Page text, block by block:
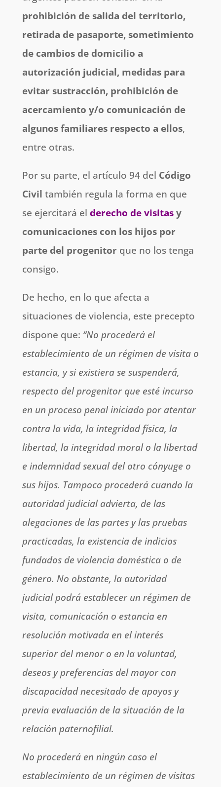
prohibición de salida del territorio,
retirada de pasaporte, sometimiento
de cambios de domicilio a
autorización judicial, medidas para
evitar sustracción, prohibición de
acercamiento y/o comunicación de
algunos familiares respecto a ellos,
entre otras.
Por su parte, el artículo 94 del Código
Civil también regula la forma en que
se ejercitará el derecho de visitasy
comunicaciones con los hijos por
parte del progenitorque no los tenga
consigo.
De hecho, en lo que afecta a
situaciones de violencia, este precepto
dispone que: “No procederá el
establecimiento de un régimen de visita o
estancia, y si existiera se suspenderá,
respecto del progenitor que esté incurso
en un proceso penal iniciado por atentar
contra la vida, la integridad física, la
libertad, la integridad moral o la libertad
e indemnidad sexual del otro cónyuge o
sus hijos. Tampoco procederá cuando la
autoridad judicial advierta, de las
alegaciones de las partes y las pruebas
practicadas, la existencia de indicios
fundados de violencia doméstica o de
género. No obstante, la autoridad
judicial podrá establecer un régimen de
visita, comunicación o estancia en
resolución motivada en el interés
superior del menor o en la voluntad,
deseos y preferencias del mayor con
discapacidad necesitado de apoyos y
previa evaluación de la situación de la
relación paternofilial.
No procederá en ningún caso el
establecimiento de un régimen de visitas